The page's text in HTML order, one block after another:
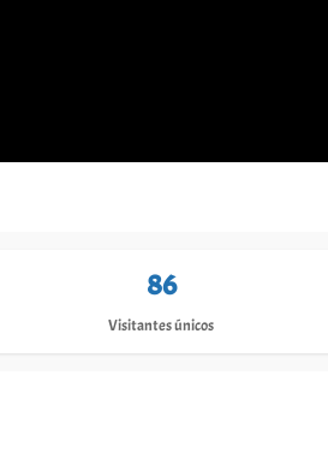
86
Visitantes únicos